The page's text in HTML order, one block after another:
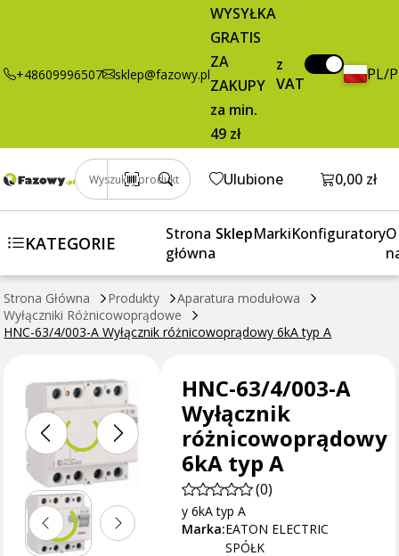
+48609996507 sklep@fazowy.pl
WYSYŁKA
GRATIS
ZA
ZAKUPY
za min.
49 zł
z
VAT
PL/
Wyszukaj produkt Ulubione Otwórz
0,00 zł
KATEGORIE
Strona
główna
SklepMarkiKonfiguratoryO
Strona Główna Produkty
Aparatura modułowa
Wyłączniki Różnicowoprądowe
HNC-63/4/003-A Wyłącznik różnicowoprądowy 6kA typ A
brutto / szt.
HNC-63/4/003-A
Wyłącznik
różnicowoprądowy
6kA typ A
(0)
y 6kA typ A
Marka:EATON ELECTRIC
SPÓŁK